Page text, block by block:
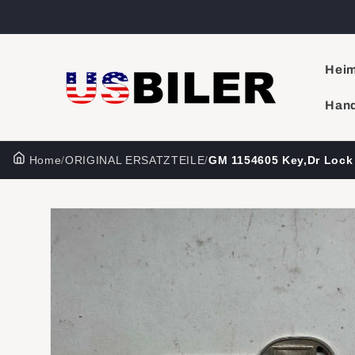
Inhalt
Home/ORIGINAL ERSATZTEILE/GM 1154605 Key,Dr Lock
Zu
Produktinformationen